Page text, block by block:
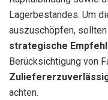
Lagerbestandes. Um
auszuschöpfen,
strategische
Berücksichtigung von
achten.